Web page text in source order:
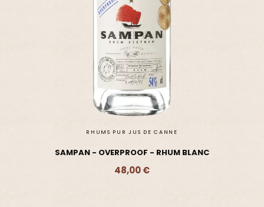
RHUMS PUR JUS DE CANNE
SAMPAN - OVERPROOF - RHUM BLANC
48,00 €
Ajouter - 48,00 €